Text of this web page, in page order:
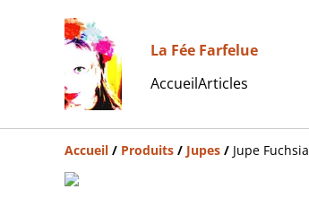
La Fée Farfelue
AccueilArticles
Accueil / Produits / Jupes / Jupe Fuchsia